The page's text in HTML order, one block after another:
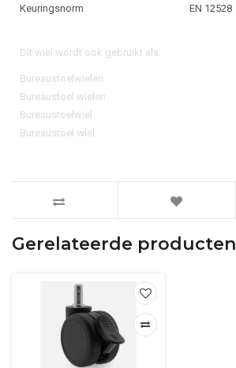
Keuringsnorm
EN 12528
Dit wiel wordt ook gebruikt als:
Bureaustoelwielen
Bureaustoel wielen
Bureaustoelwiel
Bureaustoel wiel
Gerelateerde producten